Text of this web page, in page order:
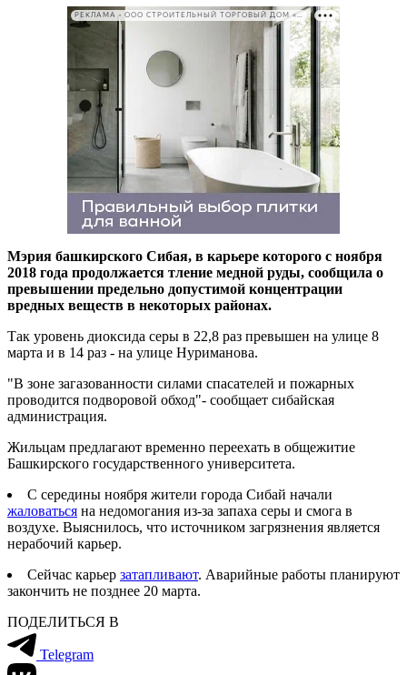
РЕКЛАМА • ООО СТРОИТЕЛЬНЫЙ ТОРГОВЫЙ ДОМ «ПЕТРОВИЧ». ИНН: 7802348846
Мэрия башкирского Сибая, в карьере которого с ноября
2018 года продолжается тление медной руды, сообщила о
превышении предельно допустимой концентрации
вредных веществ в некоторых районах.
Так уровень диоксида серы в 22,8 раз превышен на улице 8
марта и в 14 раз - на улице Нуриманова.
"В зоне загазованности силами спасателей и пожарных
проводится подворовой обход"- сообщает сибайская
администрация.
Жильцам предлагают временно переехать в общежитие
Башкирского государственного университета.
С середины ноября жители города Сибай начали
жаловаться на недомогания из-за запаха серы и смога в
воздухе. Выяснилось, что источником загрязнения является
нерабочий карьер.
Сейчас карьер затапливают. Аварийные работы планируют
закончить не позднее 20 марта.
ПОДЕЛИТЬСЯ В
Telegram